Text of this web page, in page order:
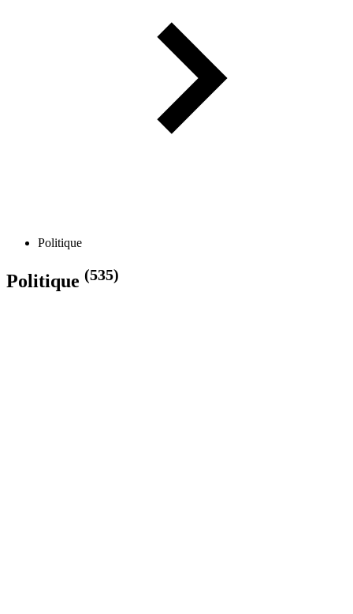
Politique
Politique (535)